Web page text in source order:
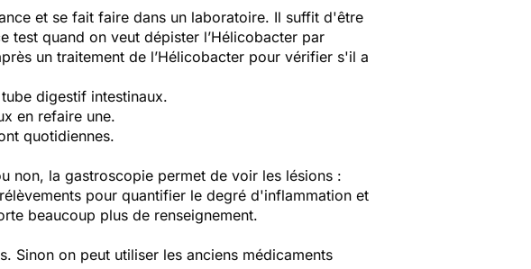
et se fait faire dans un laboratoire. Il suffit d'être
test quand on veut dépister l’Hélicobacter par
un traitement de l’Hélicobacter pour vérifier s'il a
digestif intestinaux.
en refaire une.
quotidiennes.
non, la gastroscopie permet de voir les lésions :
pour quantifier le degré d'inflammation et
beaucoup plus de renseignement.
Sinon on peut utiliser les anciens médicaments